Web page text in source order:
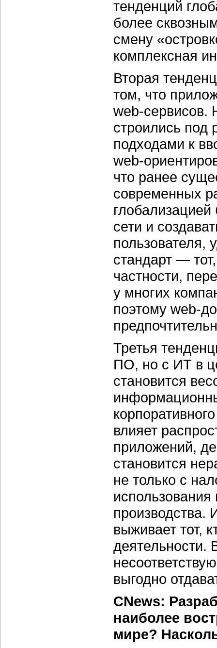
тенденций
более
смену
комплексная
Вторая
том, что
web-сервисов.
строились
подходами к
web-
что ранее
современных
глобализацией
сети и
пользователя,
стандарт —
частности,
у многих
поэтому web-
Третья
ПО, но с ИТ в
становится
влияет
приложений,
становится
не только с
производства.
выживает тот,
деятельности.
выгодно
CNews:
наиболее
мире?